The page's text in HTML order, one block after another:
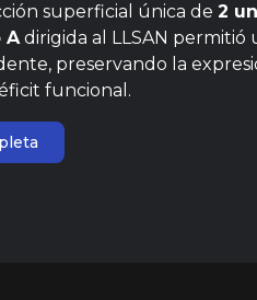
superficial única de 2
Adirigida al LLSAN permitió
preservando la
funcional.